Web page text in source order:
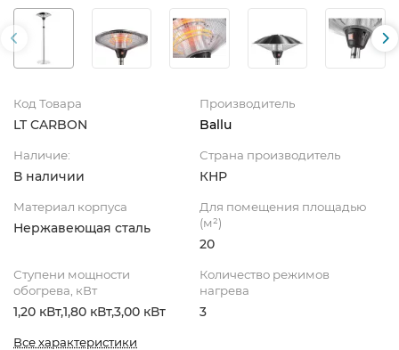
Код Товара
LT CARBON
Производитель
Ballu
Наличие:
В наличии
Страна производитель
КНР
Материал корпуса
Нержавеющая сталь
Для помещения площадью
(м²)
20
Ступени мощности
обогрева, кВт
1,20 кВт,1,80 кВт,3,00 кВт
Количество режимов
нагрева
3
Все характеристики